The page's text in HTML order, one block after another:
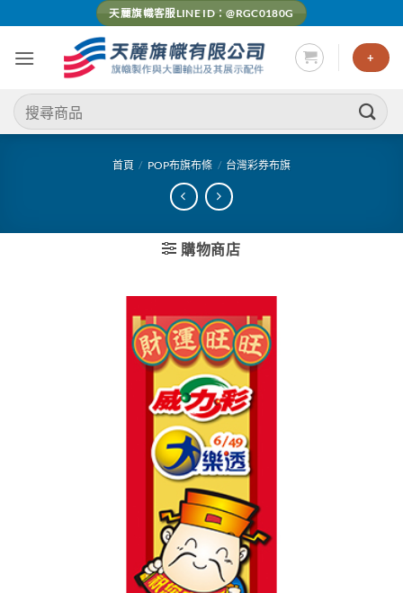
content
天麗旗幟客服LINE ID：@RGC0180G
+
搜
尋
首頁 / POP布旗布條 / 台灣彩券布旗
購物商店